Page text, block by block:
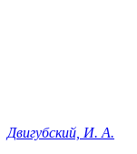
Двигубский, И. А.